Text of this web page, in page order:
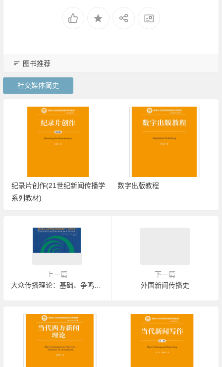
图书推荐
社交媒体简史
纪录片创作(21世纪新闻传播学
系列教材)
数字出版教程
上一篇
下一篇
外国新闻传播史